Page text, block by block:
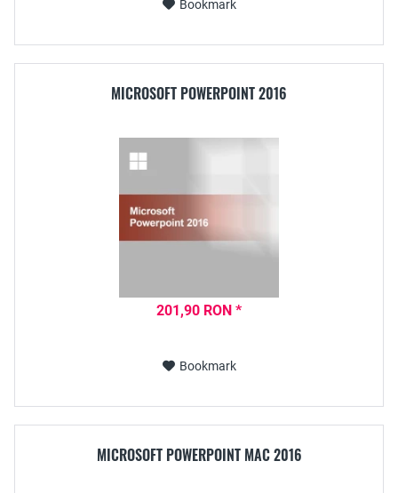
Bookmark
MICROSOFT POWERPOINT 2016
201,90 RON *
Bookmark
MICROSOFT POWERPOINT MAC 2016